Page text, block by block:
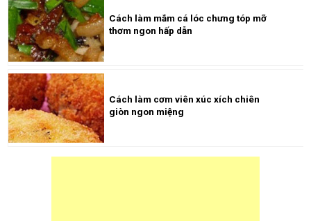
Cách làm mắm cá lóc chưng tóp mỡ
thơm ngon hấp dẫn
Cách làm cơm viên xúc xích chiên
giòn ngon miệng